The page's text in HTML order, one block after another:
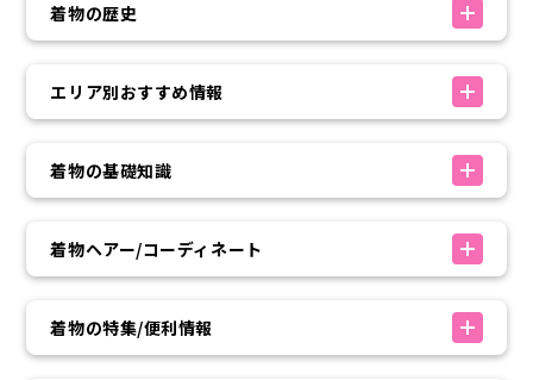
着物の歴史
エリア別おすすめ情報
着物の基礎知識
着物ヘアー/コーディネート
着物の特集/便利情報